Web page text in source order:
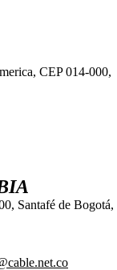
CEP 014-000,
Santafé de Bogotá,